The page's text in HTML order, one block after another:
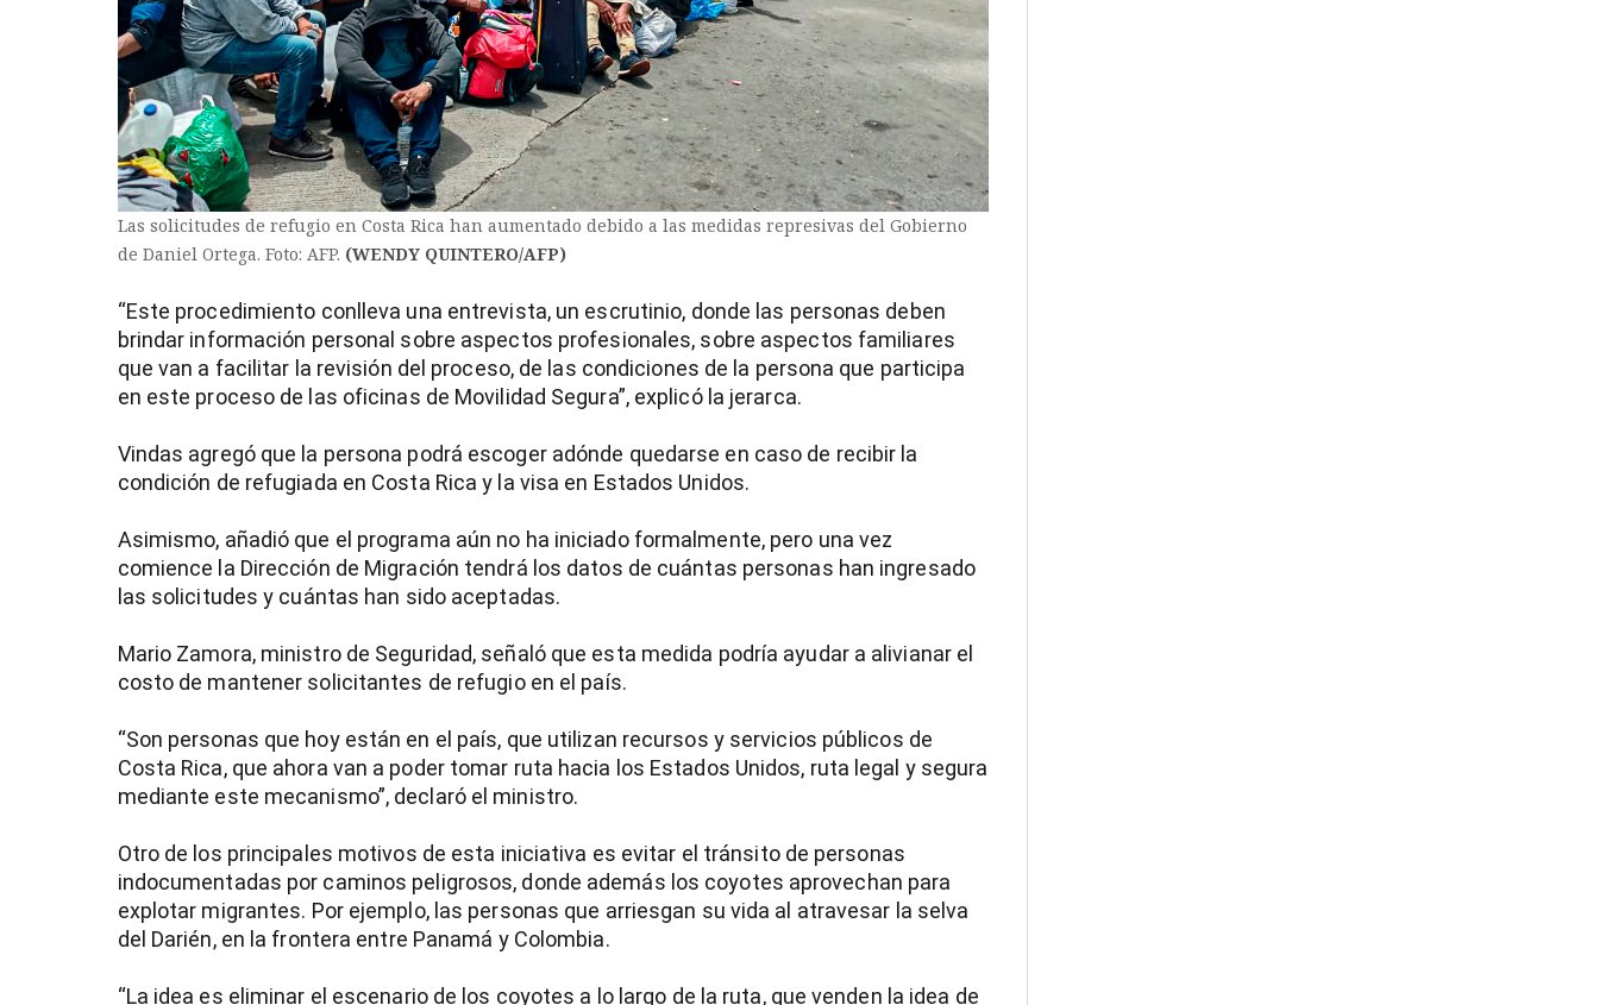
Las solicitudes de refugio en Costa Rica han aumentado debido a las medidas represivas del Gobierno
de Daniel Ortega. Foto: AFP. (WENDY QUINTERO/AFP)
“Este procedimiento conlleva una entrevista, un escrutinio, donde las personas deben
brindar información personal sobre aspectos profesionales, sobre aspectos familiares
que van a facilitar la revisión del proceso, de las condiciones de la persona que participa
en este proceso de las oficinas de Movilidad Segura”, explicó la jerarca.
Vindas agregó que la persona podrá escoger adónde quedarse en caso de recibir la
condición de refugiada en Costa Rica y la visa en Estados Unidos.
Asimismo, añadió que el programa aún no ha iniciado formalmente, pero una vez
comience la Dirección de Migración tendrá los datos de cuántas personas han ingresado
las solicitudes y cuántas han sido aceptadas.
Mario Zamora, ministro de Seguridad, señaló que esta medida podría ayudar a alivianar el
costo de mantener solicitantes de refugio en el país.
“Son personas que hoy están en el país, que utilizan recursos y servicios públicos de
Costa Rica, que ahora van a poder tomar ruta hacia los Estados Unidos, ruta legal y segura
mediante este mecanismo”, declaró el ministro.
Otro de los principales motivos de esta iniciativa es evitar el tránsito de personas
indocumentadas por caminos peligrosos, donde además los coyotes aprovechan para
explotar migrantes. Por ejemplo, las personas que arriesgan su vida al atravesar la selva
del Darién, en la frontera entre Panamá y Colombia.
“La idea es eliminar el escenario de los coyotes a lo largo de la ruta, que venden la idea de